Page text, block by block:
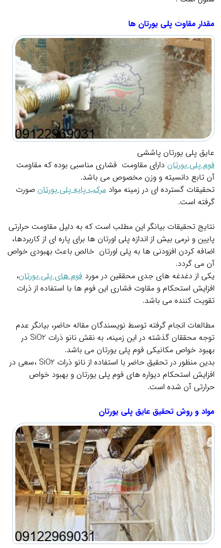
مقدار مقاوت پلی یورتان ها
عایق پلی یورتان پاششی
فوم پلي يورتان داراي مقاومت فشاري مناسبي بوده كه مقاومت
آن تابع دانسيته و وزن مخصوص مي باشد.
تحقيقات گسترده اي در زمينه موادمركب پايه پلي يورتان صورت
گرفته است.
نتايج تحقيقات بيانگر اين مطلب است كه به دليل مقاومت حرارتي
پايين و نرمي بيش از اندازه پلي اورتان ها براي پاره اي از كاربردها،
اضافه كردن افزودني ها به پلي اورتان خالص باعث بهبودي خواص
آن مي گردد.
يكي از دغدغه هاي جدي محققين در موردفوم هاي پلي يورتان،
افزايش استحكام و مقاوت فشاري اين فوم ها با استفاده از ذرات
تقويت كننده مي باشد.
مطالعات انجام گرفته توسط نويسندگان مقاله حاضر، بيانگر عدم
توجه محققان گذشته در اين زمينه، به نقش نانو ذرات SiO2 در
بهبود خواص مكانيكي فوم پلي يورتان مي باشد.
بدين منظور در تحقيق حاضر با استفاده از نانو ذرات SiO2 ،سعي در
افزايش استحكام ديواره هاي فوم پلي يورتان و بهبود خواص
حرارتي آن شده است.
مواد و روش تحقيق عایق پلی یورتان